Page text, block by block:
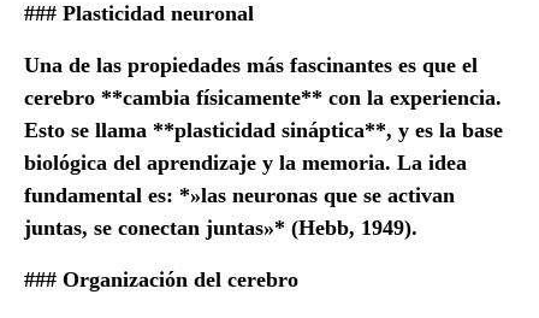
### Plasticidad neuronal
Una de las propiedades más fascinantes es que el
cerebro **cambia físicamente** con la experiencia.
Esto se llama **plasticidad sináptica**, y es la base
biológica del aprendizaje y la memoria. La idea
fundamental es: *»las neuronas que se activan
juntas, se conectan juntas»* (Hebb, 1949).
### Organización del cerebro